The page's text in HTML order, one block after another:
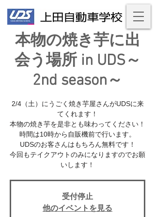
本物の焼き芋に出
会う場所 in UDS～
2nd season～
2/4（土）にうごく焼き芋屋さんがUDSに来
てくれます！
本物の焼き芋を是非とも味わってください！
時間は10時から自販機前で行います。
UDSのお客さんはもちろん無料です！
今回もテイクアウトのみになりますのでお願
受付停止
他のイベントを見る